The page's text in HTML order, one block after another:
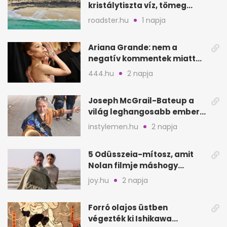
kristálytiszta víz, tömeg
nélkül
roadster.hu 1 napja
Ariana Grande: nem a
negatív kommentek miatt
vonul vissza
444.hu 2 napja
Joseph McGrail-Bateup a
világ leghangosabb embere
lett Ausztráliából
instylemen.hu 2 napja
5 Odüsszeia-mítosz, amit
Nolan filmje máshogy
mutat, mint Homérosz
joy.hu 2 napja
Forró olajos üstben
végezték ki Ishikawa